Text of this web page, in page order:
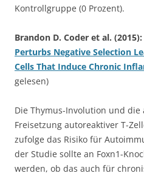
Kontrollgruppe (0 Prozent).
Brandon D. Coder et al. (2015):
Perturbs Negative Selection
Cells That Induce Chronic
gelesen)
Die Thymus-Involution und
Freisetzung autoreaktiver T-
zufolge das Risiko für
der Studie sollte an Foxn1-
werden, ob das auch für